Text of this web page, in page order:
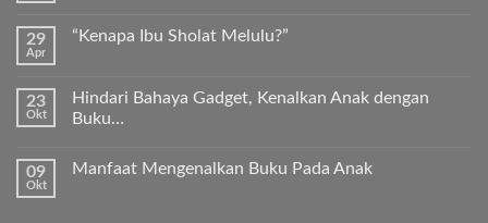
Premium
pada
ajari
kita
29
Apr
“Kenapa Ibu Sholat Melulu?”
pada
“Kenapa
23
Okt
Hindari Bahaya Gadget, Kenalkan Anak dengan
Buku…
komentar
09
Okt
Manfaat Mengenalkan Buku Pada Anak